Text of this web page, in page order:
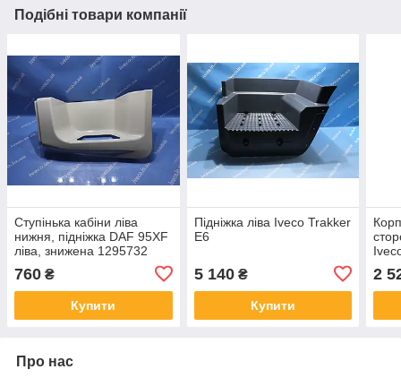
Подібні товари компанії
Ступінька кабіни ліва
нижня, підніжка DAF 95XF
ліва, знижена 1295732
760 ₴
Купити
Підніжка ліва Iveco Trakker
Е6
5 140₴
Купити
2
Про нас